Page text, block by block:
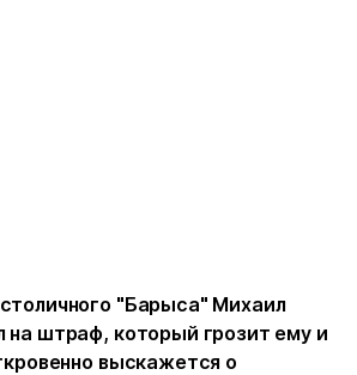
"Барыса" Михаил
на штраф, который грозит ему и
выскажется о